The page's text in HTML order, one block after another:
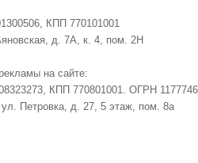
КПП 770101001
д. 7А, к. 4, пом. 2Н
на сайте:
КПП 770801001. ОГРН
Петровка, д. 27, 5 этаж, пом. 8а